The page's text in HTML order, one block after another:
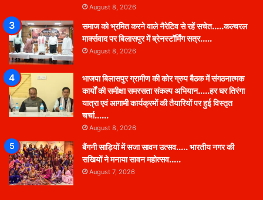
August 8, 2026
समाज को भ्रमित करने वाले नैरेटिव से रहें सचेत…..कल्चरल
मार्क्सवाद पर बिलासपुर में ब्रेनस्टॉर्मिंग सत्र…..
August 8, 2026
भाजपा बिलासपुर ग्रामीण की कोर ग्रुप बैठक में संगठनात्मक
कार्यों की समीक्षा समरसता संकल्प अभियान…..हर घर तिरंगा
यात्रा एवं आगामी कार्यक्रमों की तैयारियों पर हुई विस्तृत
चर्चा……
August 8, 2026
बैंगनी साड़ियों में सजा सावन उत्सव….. भारतीय नगर की
सखियों ने मनाया सावन महोत्सव…..
August 7, 2026